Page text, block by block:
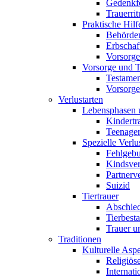
Praktische
Vorsorge und
Verlustarten
Lebensphasen
Spezielle
Suizid
Tiertrauer
Trauer
Traditionen
Kulturelle